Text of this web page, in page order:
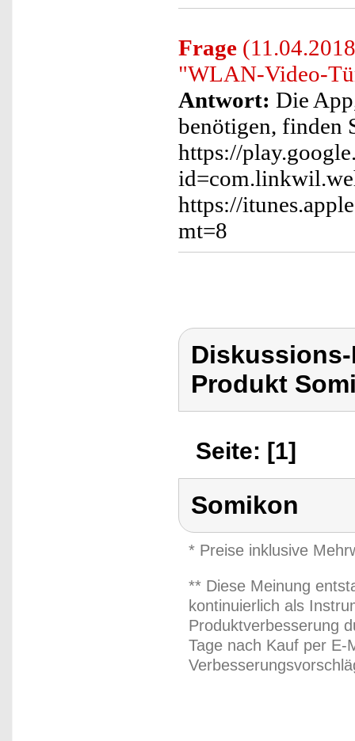
Frage
"WLAN-Video-
Antwort: Die
benötigen, finden
https://
https://
mt=8
Produkt
Seite: [1]
Somikon
* Preise inklusive
** Diese Meinung
kontinuierlich als
Produktverbesserung
Tage nach Kauf per E-